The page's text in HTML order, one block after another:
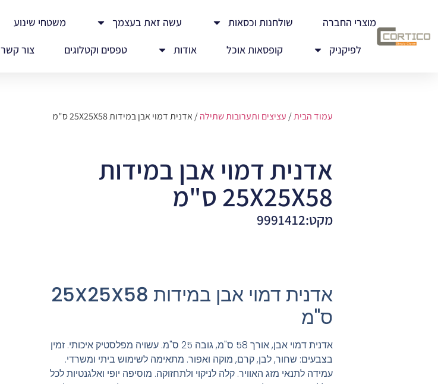
מוצרי החברה שולחנות וכסאות עשה זאת בעצמך משטחי שינוע
לפיקניק
קופסאות אוכל אודות טפסים וקטלוגים צור קשר
עמוד הבית/ עציצים ותערובות שתילה/ אדנית דמוי אבן במידות 25X25X58 ס"מ
אדנית דמוי אבן במידות
25X25X58 ס"מ
מקט:9991412
אדנית דמוי אבן במידות 25X25X58
ס"מ
אדנית דמוי אבן, אורך 58 ס"מ, גובה 25 ס"מ. עשויה מפלסטיק איכותי. זמין
בצבעים: שחור, לבן, קרם, מוקה ואפור. מתאימה לשימוש ביתי ומשרדי.
עמידה לתנאי מזג האוויר. קלה לניקוי ולתחזוקה. מוסיפה יופי ואלגנטיות לכל